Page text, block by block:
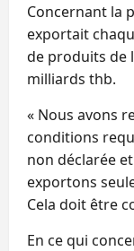
Concernant la
exportait
de produits de
milliards thb.
« Nous avons
conditions
non déclarée
exportons
Cela doit être
En ce qui